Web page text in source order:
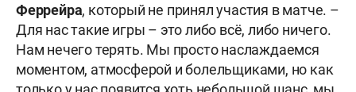
Феррейра, который не принял участия в матче. –
Для нас такие игры – это либо всё, либо ничего.
Нам нечего терять. Мы просто наслаждаемся
моментом, атмосферой и болельщиками, но как